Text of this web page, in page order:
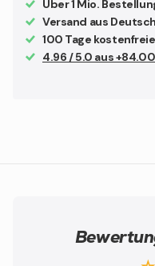
Über 1 Mio.
Versand aus
100 Tage
4.96 / 5.0 aus